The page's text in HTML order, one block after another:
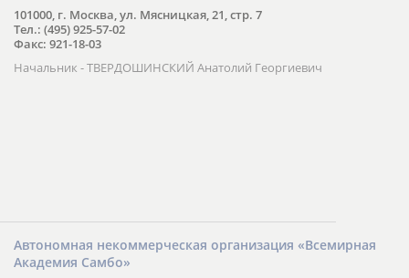
101000, г. Москва, ул. Мясницкая, 21, стр. 7
Тел.: (495) 925-57-02
Факс: 921-18-03
Начальник - ТВЕРДОШИНСКИЙ Анатолий Георгиевич
Автономная некоммерческая организация «Всемирная
Академия Самбо»